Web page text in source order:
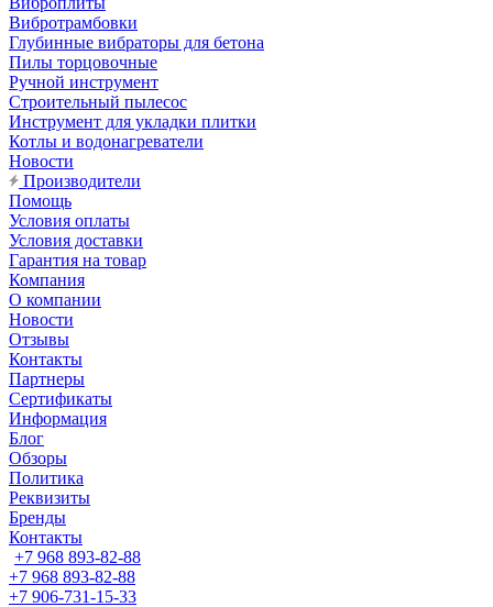
Вибротрамбовки
Глубинные вибраторы для бетона
Пилы торцовочные
Ручной инструмент
Строительный пылесос
Инструмент для укладки плитки
Котлы и водонагреватели
Новости
Производители
Помощь
Условия оплаты
Условия доставки
Гарантия на товар
Компания
О компании
Новости
Отзывы
Контакты
Партнеры
Сертификаты
Информация
Блог
Обзоры
Политика
Реквизиты
Бренды
Контакты
+7 968 893-82-88
+7 968 893-82-88
+7 906-731-15-33